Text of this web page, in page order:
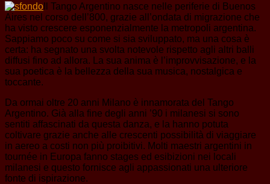
Il Tango Argentino nasce nelle periferie di Buenos
Aires nel corso dell’800, grazie all’ondata di migrazione che
ha visto crescere esponenzialmente la metropoli argentina.
Sappiamo poco su come si sia sviluppato, ma una cosa è
certa: ha segnato una svolta notevole rispetto agli altri balli
diffusi fino ad allora. La sua anima è l’improvvisazione, e la
sua poetica è la bellezza della sua musica, nostalgica e
toccante.
Da ormai oltre 20 anni Milano è innamorata del Tango
Argentino. Già alla fine degli anni ’90 i milanesi si sono
sentiti affascinati da questa danza, e la hanno potuta
coltivare grazie anche alle crescenti possibilità di viaggiare
in aereo a costi non più proibitivi. Molti maestri argentini in
tournée in Europa fanno stages ed esibizioni nei locali
milanesi e questo fornisce agli appassionati una ulteriore
fonte di ispirazione.